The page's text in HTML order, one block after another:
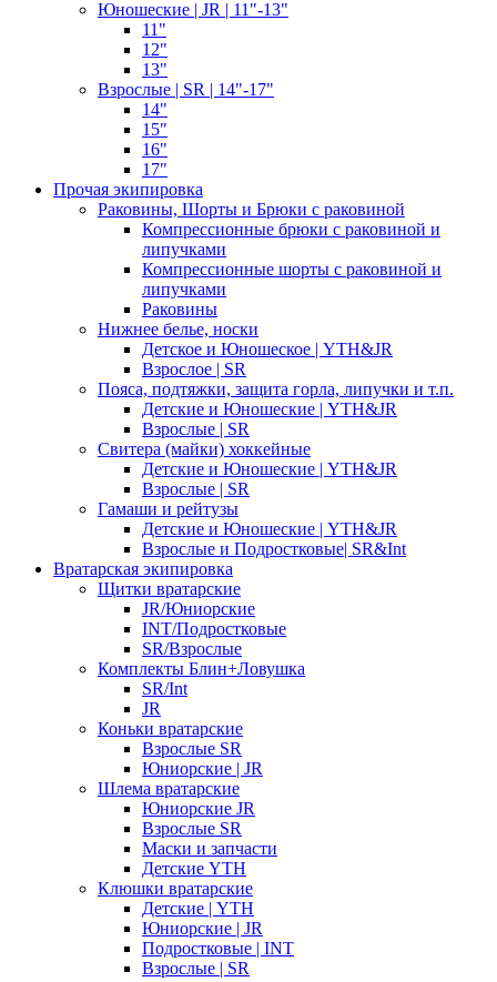
Юношеские | JR | 11"-13"
11"
12"
13"
Взрослые | SR | 14"-17"
14"
15"
16"
17"
Прочая экипировка
Раковины, Шорты и Брюки с раковиной
Компрессионные брюки с раковиной и
липучками
Компрессионные шорты с раковиной и
липучками
Раковины
Нижнее белье, носки
Детское и Юношеское | YTH&JR
Взрослое | SR
Пояса, подтяжки, защита горла, липучки и т.п.
Детские и Юношеские | YTH&JR
Взрослые | SR
Свитера (майки) хоккейные
Детские и Юношеские | YTH&JR
Взрослые | SR
Гамаши и рейтузы
Детские и Юношеские | YTH&JR
Взрослые и Подростковые| SR&Int
Вратарская экипировка
Щитки вратарские
JR/Юниорские
INT/Подростковые
SR/Взрослые
Комплекты Блин+Ловушка
SR/Int
JR
Коньки вратарские
Взрослые SR
Юниорские | JR
Шлема вратарские
Юниорские JR
Взрослые SR
Маски и запчасти
Детские YTH
Клюшки вратарские
Детские | YTH
Юниорские | JR
Подростковые | INT
Взрослые | SR